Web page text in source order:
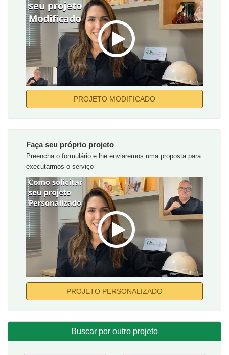
PROJETO MODIFICADO
Faça seu próprio projeto
Preencha o formulário e lhe enviaremos uma proposta para
executarmos o serviço
PROJETO PERSONALIZADO
Buscar por outro projeto